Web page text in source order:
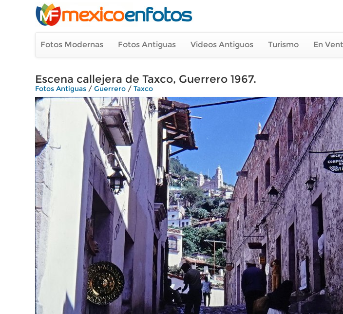
Fotos Modernas Fotos Antiguas Videos Antiguos Turismo En
Escena callejera de Taxco, Guerrero 1967.
Fotos Antiguas / Guerrero / Taxco